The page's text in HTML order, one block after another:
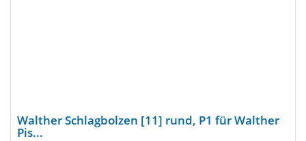
Walther Schlagbolzen [11] rund, P1 für Walther
Pis...